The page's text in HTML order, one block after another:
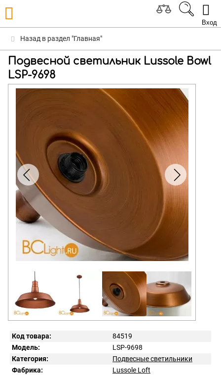
Вход
Назад в раздел "Главная"
Подвесной светильник Lussole Bowl
LSP-9698
Код товара:
84519
Модель:
LSP-9698
Категория:
Подвесные светильники
Фабрика:
Lussole Loft